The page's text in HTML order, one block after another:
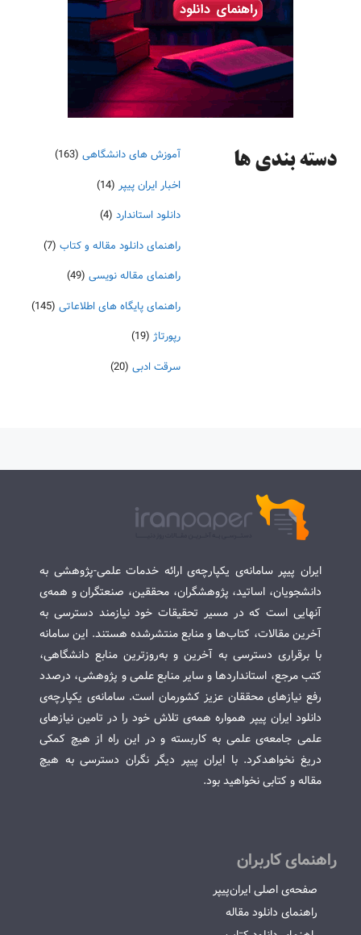
دسته‌ بندی ها آموزش های دانشگاهی (163)
اخبار ایران پیپر (14)
دانلود استاندارد (4)
راهنمای دانلود مقاله و کتاب (7)
راهنمای مقاله نویسی (49)
راهنمای پایگاه های اطلاعاتی (145)
رپورتاژ (19)
سرقت ادبی (20)
ایران پیپر سامانه‌ی یکپارچه‌ی ارائه خدمات علمی-پژوهشی به
دانشجویان، اساتید، پژوهشگران، محققین، صنعتگران و همه‌ی
آنهایی است که در مسیر تحقیقات خود نیازمند دسترسی به
آخرین مقالات، کتاب‌ها و منابع منتشرشده هستند. این سامانه
با برقراری دسترسی به آخرین و به‌روزترین منابع دانشگاهی،
کتب مرجع، استانداردها و سایر منابع علمی و پژوهشی، درصدد
رفع نیازهای محققان عزیز کشورمان است. سامانه‌ی یکپارچه‌ی
دانلود ایران پیپر همواره همه‌ی تلاش خود را در تامین نیازهای
علمی جامعه‌ی علمی به کاربسته و در این راه از هیچ کمکی
دریغ نخواهدکرد. با ایران پیپر دیگر نگران دسترسی به هیچ
مقاله و کتابی نخواهید بود.
راهنمای کاربران
صفحه‌ی اصلی ایران‌پیپر
راهنمای دانلود مقاله